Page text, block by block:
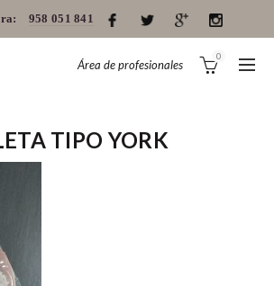
958 051 841
Área de profesionales
0
TIPO YORK